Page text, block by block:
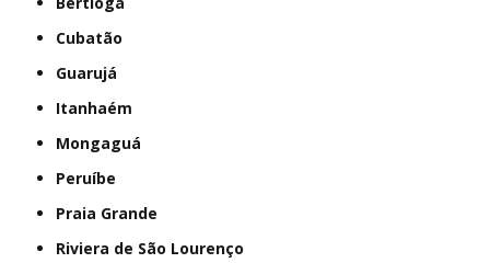
Cubatão
Guarujá
Itanhaém
Mongaguá
Peruíbe
Praia Grande
Riviera de São Lourenço